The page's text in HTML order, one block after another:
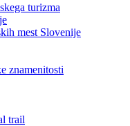
turizma
mest Slovenije
znamenitosti
trail